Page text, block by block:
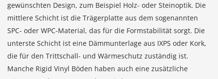
gewünschten Design, zum Beispiel Holz- oder Steinoptik. Die
mittlere Schicht ist die Trägerplatte aus dem sogenannten
SPC- oder WPC-Material, das für die Formstabilität sorgt. Die
unterste Schicht ist eine Dämmunterlage aus IXPS oder Kork,
die für den Trittschall- und Wärmeschutz zuständig ist.
Manche Rigid Vinyl Böden haben auch eine zusätzliche